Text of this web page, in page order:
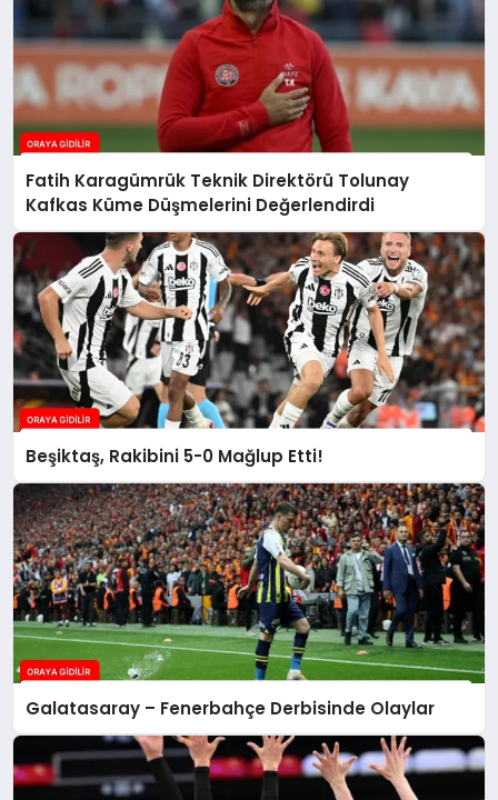
Fatih Karagümrük Teknik Direktörü Tolunay
Kafkas Küme Düşmelerini Değerlendirdi
Beşiktaş, Rakibini 5-0 Mağlup Etti!
Galatasaray – Fenerbahçe Derbisinde Olaylar